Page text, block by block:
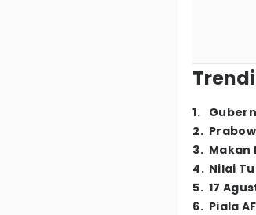
1.
2.
3. Makan
4. Nilai
5. 17
6. Piala